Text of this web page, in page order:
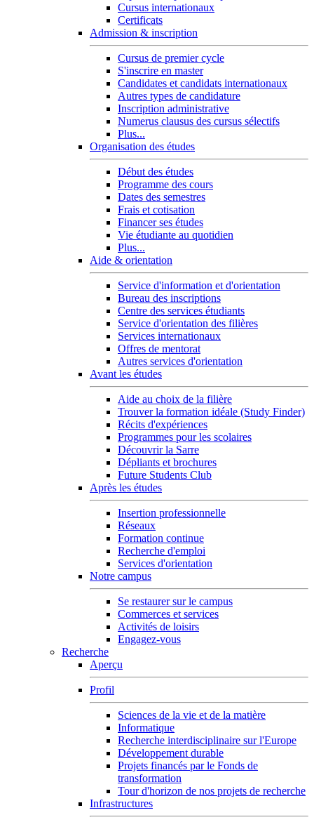
Cursus internationaux
Certificats
Admission & inscription
Cursus de premier cycle
S'inscrire en master
Candidates et candidats internationaux
Autres types de candidature
Inscription administrative
Numerus clausus des cursus sélectifs
Plus...
Organisation des études
Début des études
Programme des cours
Dates des semestres
Frais et cotisation
Financer ses études
Vie étudiante au quotidien
Plus...
Aide & orientation
Service d'information et d'orientation
Bureau des inscriptions
Centre des services étudiants
Service d'orientation des filières
Services internationaux
Offres de mentorat
Autres services d'orientation
Avant les études
Aide au choix de la filière
Trouver la formation idéale (Study Finder)
Récits d'expériences
Programmes pour les scolaires
Découvrir la Sarre
Dépliants et brochures
Future Students Club
Après les études
Insertion professionnelle
Réseaux
Formation continue
Recherche d'emploi
Services d'orientation
Notre campus
Se restaurer sur le campus
Commerces et services
Activités de loisirs
Engagez-vous
Recherche
Aperçu
Profil
Sciences de la vie et de la matière
Informatique
Recherche interdisciplinaire sur l'Europe
Développement durable
Projets financés par le Fonds de
transformation
Tour d'horizon de nos projets de recherche
Infrastructures